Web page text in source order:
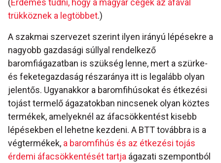
(Érdemes tudni, hogy a magyar cégek az áfával
trükköznek a legtöbbet.)
A szakmai szervezet szerint ilyen irányú lépésekre a
nagyobb gazdasági súllyal rendelkező
baromfiágazatban is szükség lenne, mert a szürke-
és feketegazdaság részaránya itt is legalább olyan
jelentős. Ugyanakkor a baromfihúsokat és étkezési
tojást termelő ágazatokban nincsenek olyan köztes
termékek, amelyeknél az áfacsökkentést kisebb
lépésekben el lehetne kezdeni. A BTT továbbra is a
végtermékek, a baromfihús és az étkezési tojás
érdemi áfacsökkentését tartja ágazati szempontból